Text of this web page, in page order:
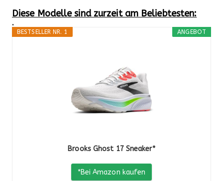
Diese Modelle sind zurzeit am Beliebtesten:
.
ANGEBOT
BESTSELLER NR. 1
Brooks Ghost 17 Sneaker*
*Bei Amazon kaufen